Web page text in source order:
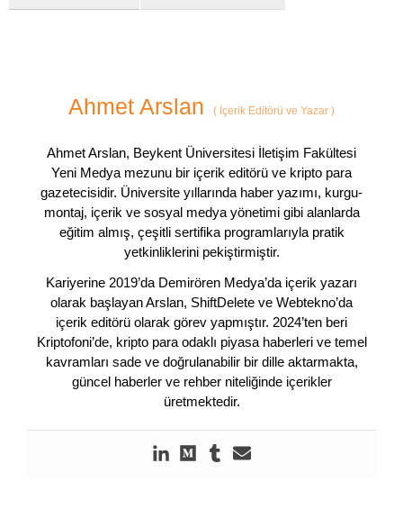
Ahmet Arslan ( İçerik Editörü ve Yazar )
Ahmet Arslan, Beykent Üniversitesi İletişim Fakültesi
Yeni Medya mezunu bir içerik editörü ve kripto para
gazetecisidir. Üniversite yıllarında haber yazımı, kurgu-
montaj, içerik ve sosyal medya yönetimi gibi alanlarda
eğitim almış, çeşitli sertifika programlarıyla pratik
yetkinliklerini pekiştirmiştir.
Kariyerine 2019’da Demirören Medya’da içerik yazarı
olarak başlayan Arslan, ShiftDelete ve Webtekno’da
içerik editörü olarak görev yapmıştır. 2024’ten beri
Kriptofoni’de, kripto para odaklı piyasa haberleri ve temel
kavramları sade ve doğrulanabilir bir dille aktarmakta,
güncel haberler ve rehber niteliğinde içerikler
üretmektedir.